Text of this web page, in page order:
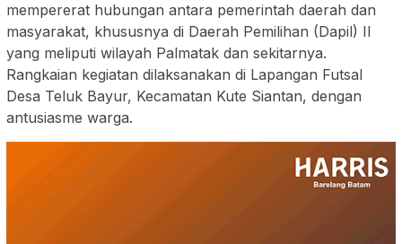
mempererat hubungan antara pemerintah daerah dan
masyarakat, khususnya di Daerah Pemilihan (Dapil) II
yang meliputi wilayah Palmatak dan sekitarnya.
Rangkaian kegiatan dilaksanakan di Lapangan Futsal
Desa Teluk Bayur, Kecamatan Kute Siantan, dengan
antusiasme warga.